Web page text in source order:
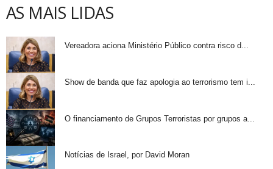
AS MAIS LIDAS
Vereadora aciona Ministério Público contra risco d...
Show de banda que faz apologia ao terrorismo tem i...
O financiamento de Grupos Terroristas por grupos a...
Notícias de Israel, por David Moran